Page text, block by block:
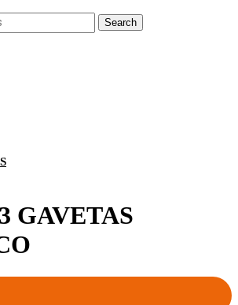
Search
GAVETAS